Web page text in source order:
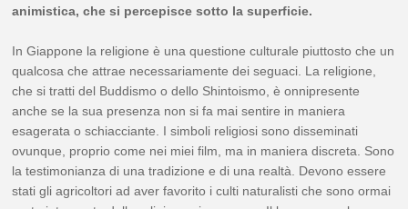
animistica, che si percepisce sotto la superficie.
In Giappone la religione è una questione culturale piuttosto che un
qualcosa che attrae necessariamente dei seguaci. La religione,
che si tratti del Buddismo o dello Shintoismo, è onnipresente
anche se la sua presenza non si fa mai sentire in maniera
esagerata o schiacciante. I simboli religiosi sono disseminati
ovunque, proprio come nei miei film, ma in maniera discreta. Sono
la testimonianza di una tradizione e di una realtà. Devono essere
stati gli agricoltori ad aver favorito i culti naturalisti che sono ormai